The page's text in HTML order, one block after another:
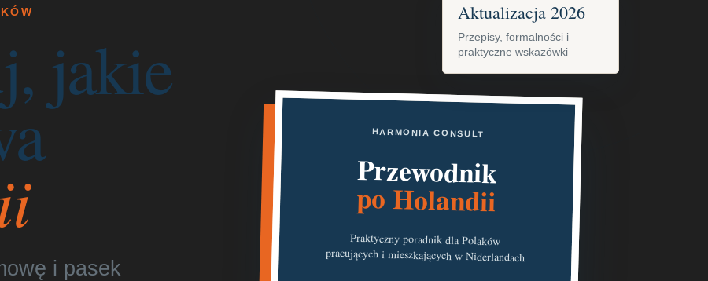
jakie
i pasek
HARMONIA CONSULT
Przewodnik
po Holandii
Praktyczny poradnik dla Polaków
pracujących i mieszkających w Niderlandach
Aktualizacja 2026
Przepisy, formalności i
praktyczne wskazówki